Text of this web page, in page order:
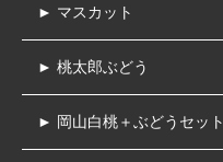
► マスカット
► 桃太郎ぶどう
► 岡山白桃＋ぶどうセット